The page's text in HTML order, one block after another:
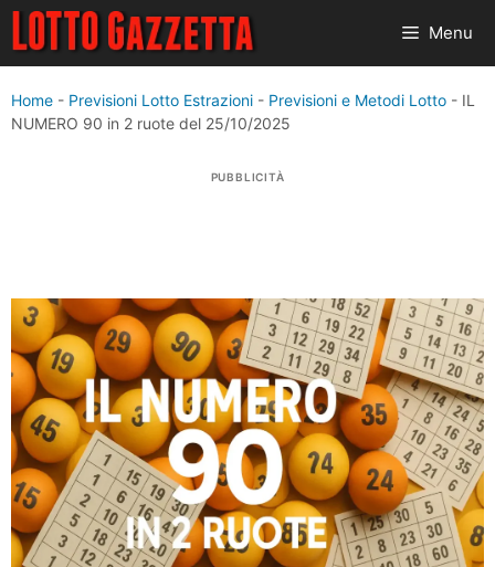
Vai
contenuto
Menu
Home - Previsioni Lotto Estrazioni - Previsioni e Metodi Lotto - IL
NUMERO 90 in 2 ruote del 25/10/2025
PUBBLICITÀ